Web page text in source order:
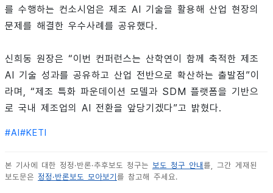
를 수행하는 컨소시엄은 제조 AI 기술을 활용해 산업 현장의
문제를 해결한 우수사례를 공유했다.
신희동 원장은 “이번 컨퍼런스는 산학연이 함께 축적한 제조
AI 기술 성과를 공유하고 산업 전반으로 확산하는 출발점”이
라며, “제조 특화 파운데이션 모델과 SDM 플랫폼을 기반으
로 국내 제조업의 AI 전환을 앞당기겠다”고 밝혔다.
#AI #KETI
본 기사에 대한 정정·반론·추후보도 청구는 보도 청구 안내 를, 그간 게재된
보도문은 정정·반론보도 모아보기 를 참고해 주세요.